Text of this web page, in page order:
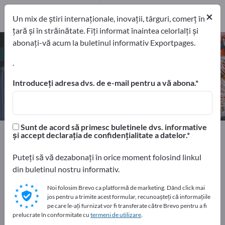
Materiale de umpere – găsiți
producători și furnizori
exportatori Producători
5
5
Home Componente şi Piese
Piese din material plastic
Faceți publicitate gratuit pe
Exportpages!
Nevoile – Ofertele – Bunuri second-hand – Contacte
comerciale >> începeți aici
×
Un mix de știri internaționale, inovații, târguri, comerț în
țară și în străinătate. Fiți informat înaintea celorlalți și
abonați-vă acum la buletinul informativ Exportpages.
.
Introduceți adresa dvs. de e-mail pentru a vă abona.
Sunt de acord să primesc buletinele dvs. informative
și accept declarația de confidențialitate a datelor.
Puteți să vă dezabonați în orice moment folosind linkul
din buletinul nostru informativ.
Noi folosim Brevo ca platformă de marketing. Dând click mai
jos pentru a trimite acest formular, recunoașteți că informațiile
pe care le-ați furnizat vor fi transferate către Brevo pentru a fi
prelucrate în conformitate cu termeni de utilizare.